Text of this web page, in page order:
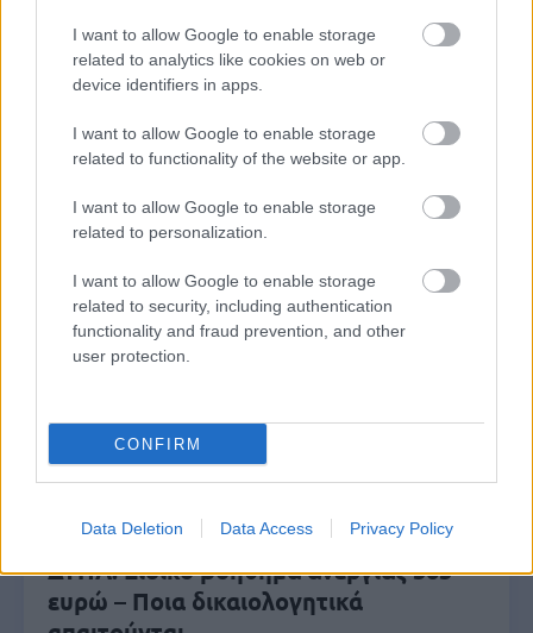
I want to allow Google to enable storage
related to analytics like cookies on web or
device identifiers in apps.
I want to allow Google to enable storage
related to functionality of the website or app.
I want to allow Google to enable storage
related to personalization.
I want to allow Google to enable storage
related to security, including authentication
functionality and fraud prevention, and other
user protection.
CONFIRM
Data Deletion Data Access Privacy Policy
Δημοφιλείς Ειδήσεις
Πυροσβεστική Σχολή: Νέος
κανονισμός για δόκιμους – Τι αλλάζει
σε διαμονή, σίτιση και πρακτική
εκπαίδευση
Σχολεία: 42 προσλήψεις καθαριστών
στον Δήμο Ηγουμενίτσας
ΔΥΠΑ: Ειδικό βοήθημα ανεργίας 565
ευρώ – Ποια δικαιολογητικά